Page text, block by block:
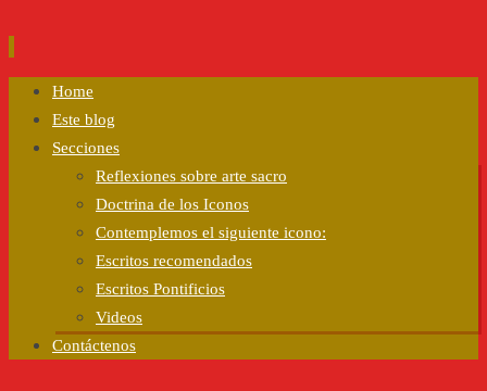
contenido
Home
Este blog
Secciones
Reflexiones sobre arte sacro
Doctrina de los Iconos
Contemplemos el siguiente icono:
Escritos recomendados
Escritos Pontificios
Videos
Contáctenos